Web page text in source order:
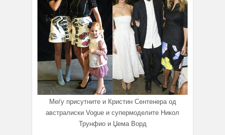
Меѓу присутните и Кристин Сентенера од
австралиски Vogue и супермоделите Никол
Трунфио и Џема Ворд